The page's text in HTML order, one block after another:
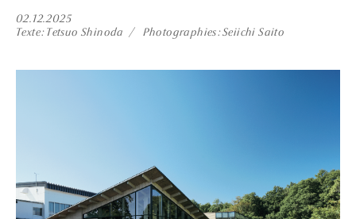
02.12.2025
Texte Tetsuo Shinoda Photographies Seiichi Saito